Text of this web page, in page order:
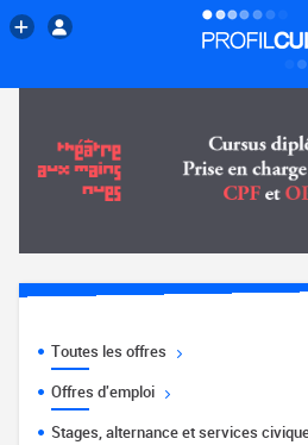
Toutes les offres
Offres d'emploi
Stages, alternance et services